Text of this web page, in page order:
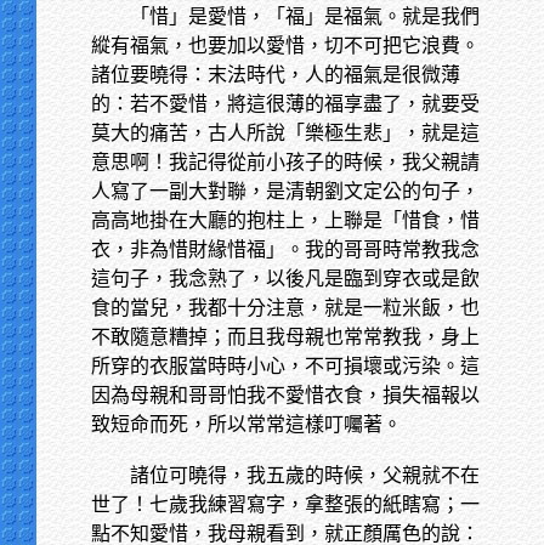
「惜」是愛惜，「福」是福氣。就是我們
縱有福氣，也要加以愛惜，切不可把它浪費。
諸位要曉得：末法時代，人的福氣是很微薄
的：若不愛惜，將這很薄的福享盡了，就要受
莫大的痛苦，古人所說「樂極生悲」，就是這
意思啊！我記得從前小孩子的時候，我父親請
人寫了一副大對聯，是清朝劉文定公的句子，
高高地掛在大廳的抱柱上，上聯是「惜食，惜
衣，非為惜財緣惜福」。我的哥哥時常教我念
這句子，我念熟了，以後凡是臨到穿衣或是飲
食的當兒，我都十分注意，就是一粒米飯，也
不敢隨意糟掉；而且我母親也常常教我，身上
所穿的衣服當時時小心，不可損壞或污染。這
因為母親和哥哥怕我不愛惜衣食，損失福報以
致短命而死，所以常常這樣叮囑著。
諸位可曉得，我五歲的時候，父親就不在
世了！七歲我練習寫字，拿整張的紙瞎寫；一
點不知愛惜，我母親看到，就正顏厲色的說：